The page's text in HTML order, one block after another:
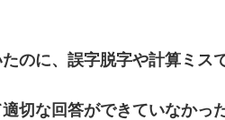
のに、誤字脱字や計算ミス
切な回答ができていなかっ